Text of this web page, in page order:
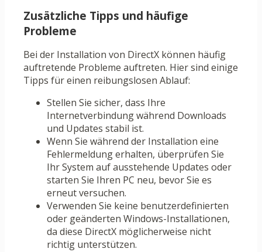
Zusätzliche Tipps und häufige
Probleme
Bei der Installation von DirectX können häufig
auftretende Probleme auftreten. Hier sind einige
Tipps für einen reibungslosen Ablauf:
Stellen Sie sicher, dass Ihre
Internetverbindung während Downloads
und Updates stabil ist.
Wenn Sie während der Installation eine
Fehlermeldung erhalten, überprüfen Sie
Ihr System auf ausstehende Updates oder
starten Sie Ihren PC neu, bevor Sie es
erneut versuchen.
Verwenden Sie keine benutzerdefinierten
oder geänderten Windows-Installationen,
da diese DirectX möglicherweise nicht
richtig unterstützen.